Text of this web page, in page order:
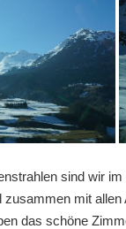
sind wir im
mit
das schöne